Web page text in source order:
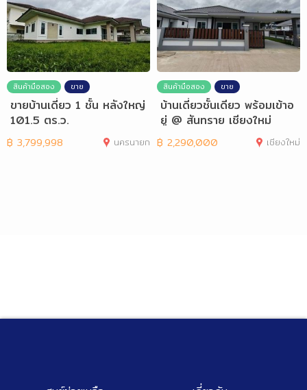
สินค้ามือสอง ขาย
ขายบ้านเดี่ยว 1 ชั้น หลังใหญ่
101.5 ตร.ว.
฿ 3,799,998 นครนายก
สินค้ามือสอง ขาย
บ้านเดี่ยวชั้นเดียว พร้อมเข้าอ
ยู่ @ สันทราย เชียงใหม่
฿ 2,290,000 เชียงใหม่